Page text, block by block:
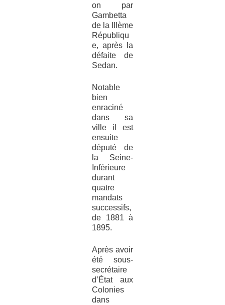
on par
Gambetta
de la IIIème
Républiqu
e, après la
défaite de
Sedan.
Notable
bien
enraciné
dans sa
ville il est
ensuite
député de
la Seine-
Inférieure
durant
quatre
mandats
successifs,
de 1881 à
1895.
Après avoir
été sous-
secrétaire
d’État aux
Colonies
dans